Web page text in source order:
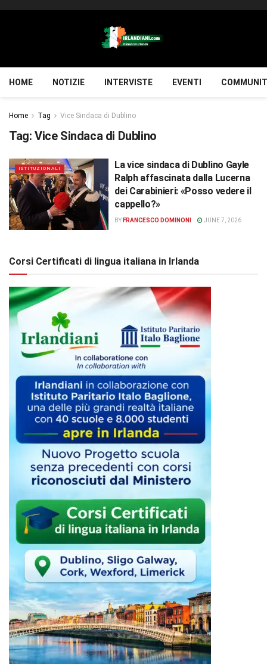
HOME NOTIZIE INTERVISTE EVENTI
Home Tag Vice Sindaca di Dublino
Tag: Vice Sindaca di Dublino
ISTITUZIONALI
La vice sindaca di Dublino Gayle
Ralph affascinata dalla Lucerna
dei Carabinieri: «Posso vedere il
cappello?»
BY FRANCESCO DOMINONI JUNE 7, 2026
Corsi Certificati di lingua italiana in Irlanda